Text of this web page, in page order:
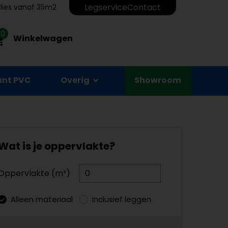
vanaf 35m2 LegserviceContact
0 Winkelwagen
PVC Overig Showroom
is je oppervlakte?
(m²)
Alleen materiaal Inclusief leggen